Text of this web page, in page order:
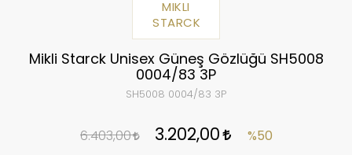
MIKLI
STARCK
Mikli Starck Unisex Güneş Gözlüğü SH5008
0004/83 3P
SH5008 0004/83 3P
6.403,00 3.202,00 %50